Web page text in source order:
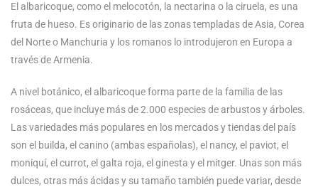
El albaricoque, como el melocotón, la nectarina o la ciruela, es una
fruta de hueso. Es originario de las zonas templadas de Asia, Corea
del Norte o Manchuria y los romanos lo introdujeron en Europa a
través de Armenia.
A nivel botánico, el albaricoque forma parte de la familia de las
rosáceas, que incluye más de 2.000 especies de arbustos y árboles.
Las variedades más populares en los mercados y tiendas del país
son el builda, el canino (ambas españolas), el nancy, el paviot, el
moniquí, el currot, el galta roja, el ginesta y el mitger. Unas son más
dulces, otras más ácidas y su tamaño también puede variar, desde